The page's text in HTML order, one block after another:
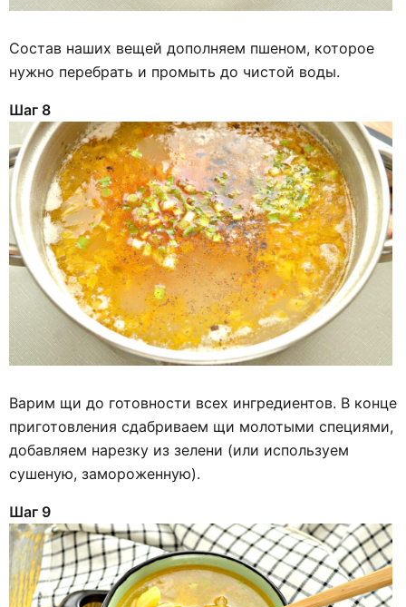
Состав наших вещей дополняем пшеном, которое
нужно перебрать и промыть до чистой воды.
Шаг 8
Варим щи до готовности всех ингредиентов. В конце
приготовления сдабриваем щи молотыми специями,
добавляем нарезку из зелени (или используем
сушеную, замороженную).
Шаг 9